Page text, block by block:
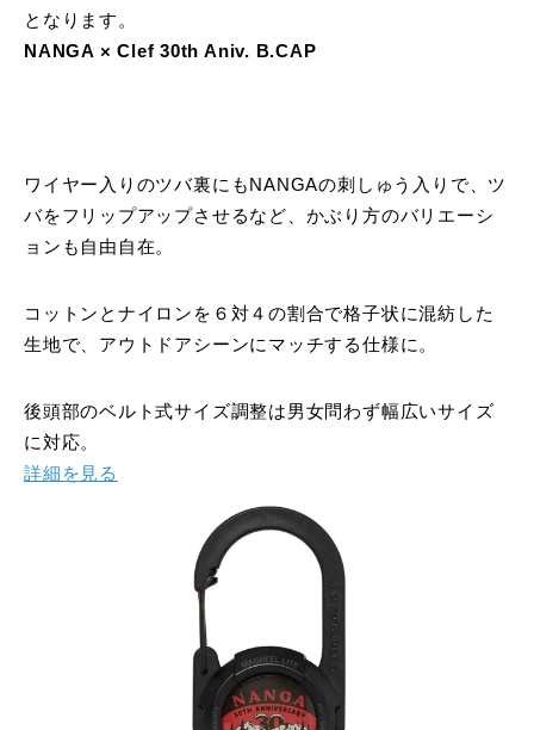
となります。
NANGA × Clef 30th Aniv. B.CAP
ワイヤー入りのツバ裏にもNANGAの刺しゅう入りで、ツ
バをフリップアップさせるなど、かぶり方のバリエーシ
ョンも自由自在。
コットンとナイロンを６対４の割合で格子状に混紡した
生地で、アウトドアシーンにマッチする仕様に。
後頭部のベルト式サイズ調整は男女問わず幅広いサイズ
に対応。
詳細を見る